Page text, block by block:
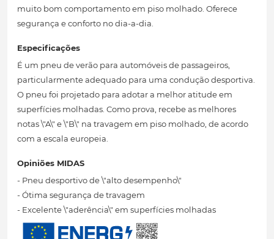
muito bom comportamento em piso molhado. Oferece
segurança e conforto no dia-a-dia.
Especificações
É um pneu de verão para automóveis de passageiros,
particularmente adequado para uma condução desportiva.
O pneu foi projetado para adotar a melhor atitude em
superfícies molhadas. Como prova, recebe as melhores
notas \"A\" e \"B\" na travagem em piso molhado, de acordo
com a escala europeia.
Opiniões MIDAS
- Pneu desportivo de \"alto desempenho\"
- Ótima segurança de travagem
- Excelente \"aderência\" em superfícies molhadas